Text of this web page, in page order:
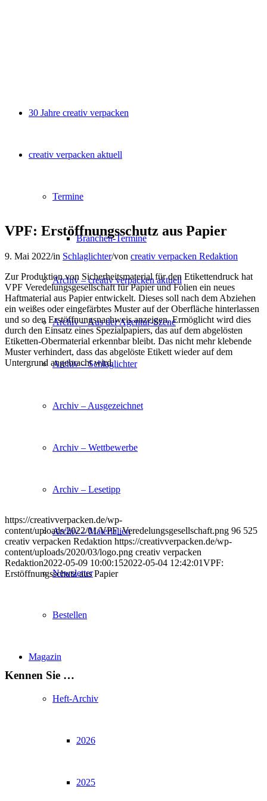
30 Jahre creativ verpacken
creativ verpacken aktuell
Termine
Branchen-Termine
Archiv – creativ verpacken aktuell
Archiv – Aus der Agentur-Szene
Archiv – Schlaglichter
Archiv – Ausgezeichnet
Archiv – Wettbewerbe
Archiv – Lesetipp
Archiv – Materialien
Newsletter
Bestellen
Magazin
Heft-Archiv
2026
2025
VPF: Erstöffnungsschutz aus Papier
9. Mai 2022/in Schlaglichter/von creativ verpacken Redaktion
Zur Produktion von Sicherheitsmaterial für den Etikettendruck hat
VPF Veredelungsgesellschaft für Papier und Folien ein neues
Haftmaterial aus Papier entwickelt. Dieses soll nach dem Abziehen
ein weißes oder eingefärbtes Muster auf der Oberfläche hinterlassen
und so den Erstöffnungsnachweis anzeigen. Ermöglicht wird dies
durch den Einsatz eines Spezialpapiers, das auf dem abgelösten
Etiketten-Obermaterial erkennbar bleibt. Das nicht mehr klebende
Muster verhindert, dass das abgelöste Etikett wieder auf dem
Untergrund angebracht wird.
https://creativverpacken.de/wp-
content/uploads/2022/01/VPF_Veredelungsgesellschaft.png 96 525
creativ verpacken Redaktion https://creativverpacken.de/wp-
content/uploads/2020/03/logo.png creativ verpacken
Redaktion2022-05-09 10:00:152022-05-04 12:42:01VPF:
Erstöffnungsschutz aus Papier
Kennen Sie …